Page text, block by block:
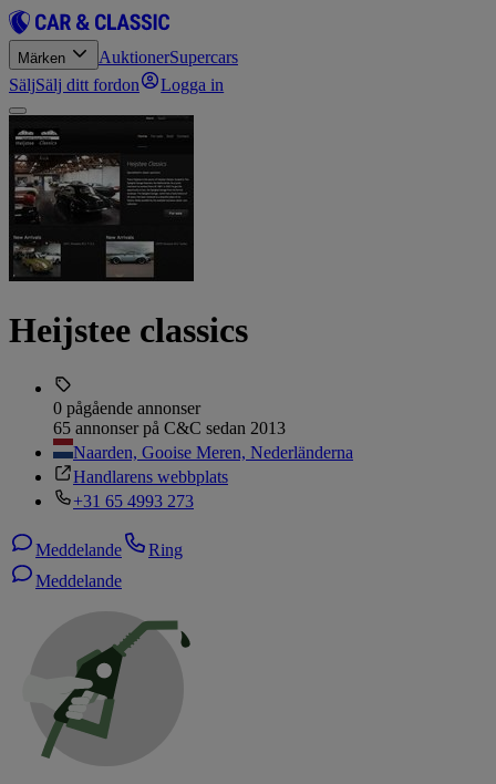
Märken AuktionerSupercars
SäljSälj ditt fordon Logga in
Heijstee classics
0 pågående annonser
65 annonser på C&C sedan 2013
Naarden, Gooise Meren, Nederländerna
Handlarens webbplats
+31 65 4993 273
Meddelande
Ring
Meddelande